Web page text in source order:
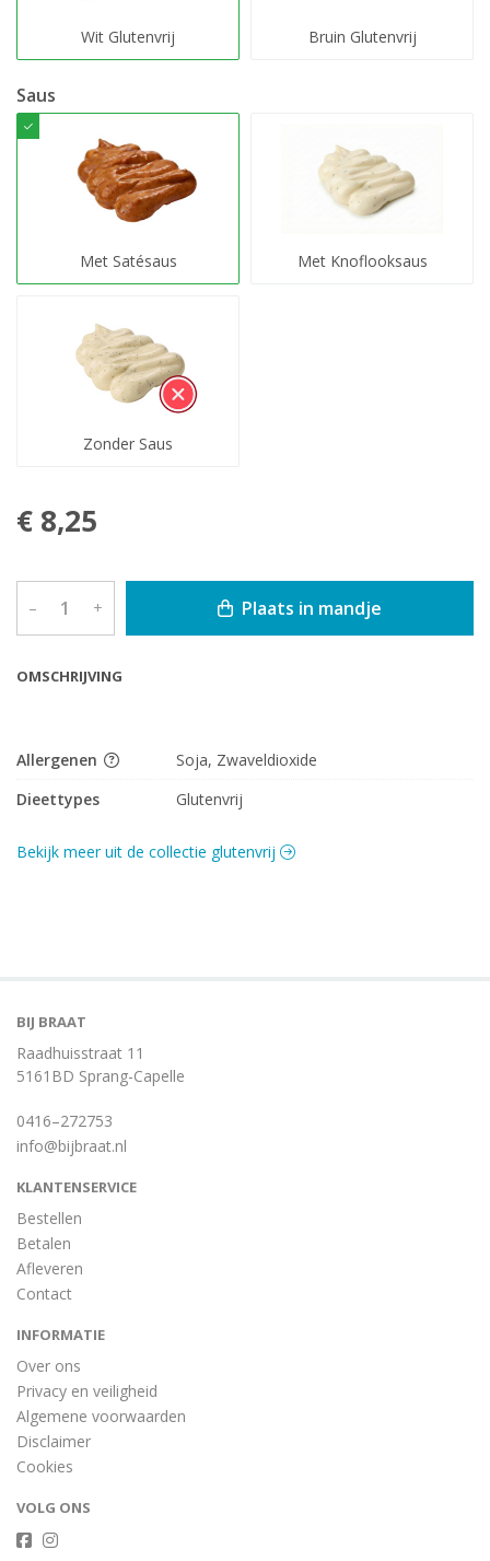
OMSCHRIJVING
Wit Glutenvrij Bruin Glutenvrij
Saus
Met Satésaus Met Knoflooksaus
Zonder Saus
€ 8,25
– + Plaats in mandje
Allergenen
Soja, Zwaveldioxide
Dieettypes
Glutenvrij
Bekijk meer uit de collectie glutenvrij
BIJ BRAAT
Raadhuisstraat 11
5161BD Sprang-Capelle
0416–272753
info@bijbraat.nl
KLANTENSERVICE
Bestellen
Betalen
Afleveren
Contact
INFORMATIE
Over ons
Privacy en veiligheid
Algemene voorwaarden
Disclaimer
Cookies
VOLG ONS